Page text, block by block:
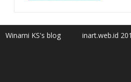
Winarni KS's blog inart.web.id